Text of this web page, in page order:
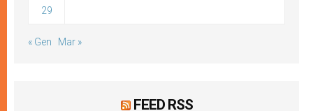
29
« Gen Mar »
FEED RSS